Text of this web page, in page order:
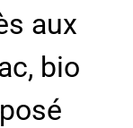
aux
bio